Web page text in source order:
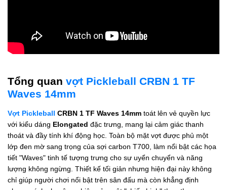
Tổng quan vợt Pickleball CRBN 1 TF
Waves 14mm
Vợt Pickleball CRBN 1 TF Waves 14mm toát lên vẻ quyền lực
với kiểu dáng Elongated đặc trưng, mang lại cảm giác thanh
thoát và đầy tính khí động học. Toàn bộ mặt vợt được phủ một
lớp đen mờ sang trọng của sợi carbon T700, làm nổi bật các họa
tiết "Waves" tinh tế tượng trưng cho sự uyển chuyển và năng
lượng không ngừng. Thiết kế tối giản nhưng hiện đại này không
chỉ giúp người chơi nổi bật trên sân đấu mà còn khẳng định